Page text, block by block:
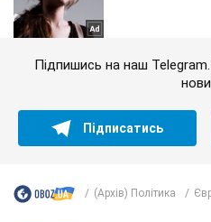
Підпишись на наш
Підписатись
(Архів) Політика